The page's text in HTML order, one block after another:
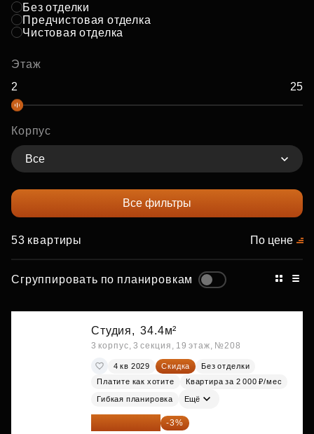
Без отделки
Предчистовая отделка
Чистовая отделка
Этаж
Корпус
Все
Все фильтры
53 квартиры
Сгруппировать по планировкам
По цене
Студия, 34.4м²
3 корпус, 3 секция, 19 этаж, №208
4 кв 2029 Скидка
Без отделки
Платите как хотите
Квартира за 2 000 ₽/мес
Гибкая планировка Ещё
21 722 568 ₽ -3%